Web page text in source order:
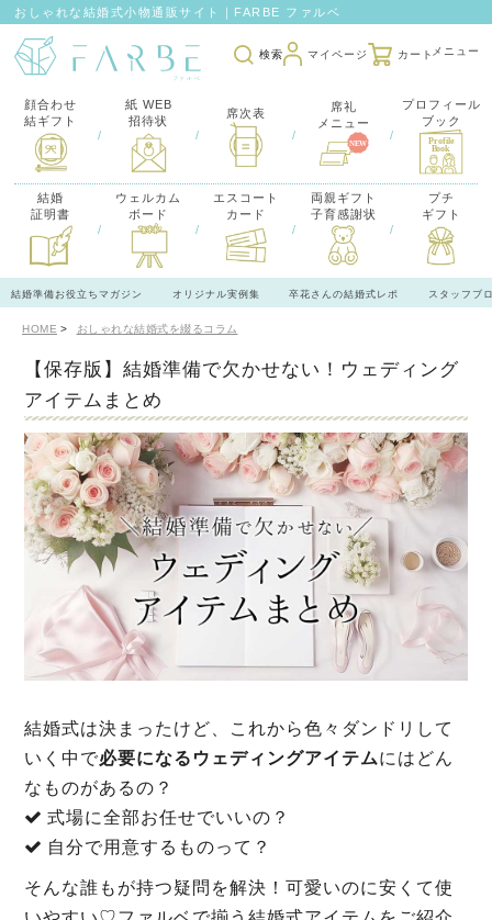
おしゃれな結婚式小物通販サイト｜FARBE ファルベ
検索 マイページ カート
顔合わせ
結ギフト
/
紙 WEB
招待状
/
席次表
/
席礼
メニュー
/
プロフィール
ブック
結婚
証明書
/
ウェルカム
ボード
/
エスコート
カード
/
両親ギフト
子育感謝状
/
プチ
ギフト
結婚準備お役立ちマガジン オリジナル実例集 卒花さんの結婚式レポ スタッフブ
HOME おしゃれな結婚式を綴るコラム
【保存版】結婚準備で欠かせない！ウェディング
アイテムまとめ
結婚式は決まったけど、これから色々ダンドリして
いく中で必要になるウェディングアイテムにはどん
なものがあるの？
式場に全部お任せでいいの？
自分で用意するものって？
そんな誰もが持つ疑問を解決！可愛いのに安くて使